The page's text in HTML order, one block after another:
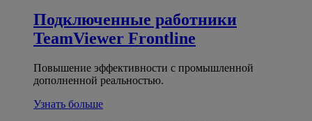
Подключенные работники
TeamViewer Frontline
Повышение эффективности с промышленной
дополненной реальностью.
Узнать больше